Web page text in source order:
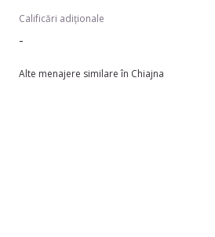
Calificări adiționale
-
Alte menajere similare în Chiajna